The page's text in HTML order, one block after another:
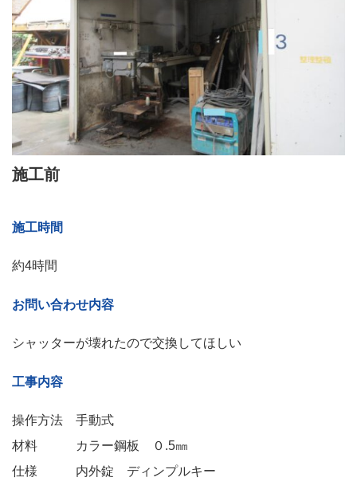
施工前
施工時間
約4時間
お問い合わせ内容
シャッターが壊れたので交換してほしい
工事内容
操作方法 手動式
材料 カラー鋼板 ０.5㎜
仕様 内外錠 ディンプルキー